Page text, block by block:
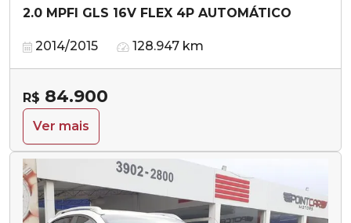
2.0 MPFI GLS 16V FLEX 4P AUTOMÁTICO
2014/2015 128.947 km
R$ 84.900
Ver mais